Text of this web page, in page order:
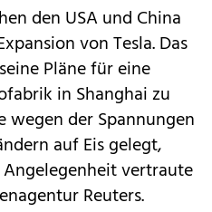
den USA und China
vonTesla. Das
Pläne für eine
in Shanghaizu
wegen der Spannungen
auf Eis gelegt,
vertraute
Reuters.